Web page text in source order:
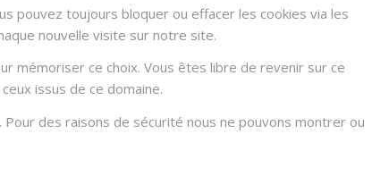
pouvez toujours bloquer ou effacer les cookies via les
nouvelle visite sur notre site.
mémoriser ce choix. Vous êtes libre de revenir sur ce
issus de ce domaine.
des raisons de sécurité nous ne pouvons montrer ou